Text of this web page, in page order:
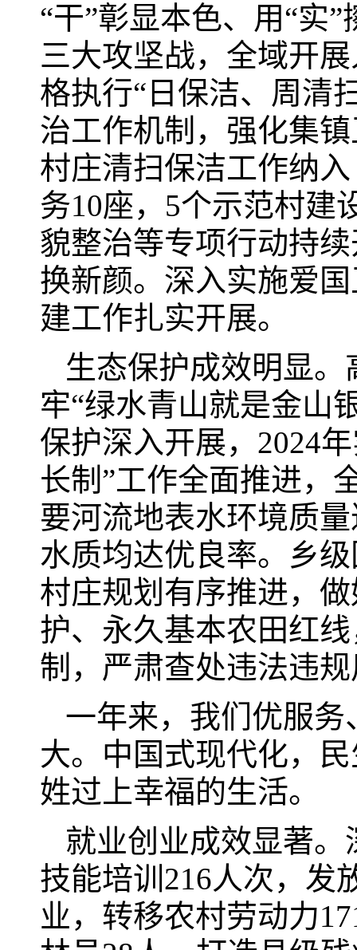
“干”彰显本色、用“实
三大攻坚战，全域开
格执行“日保洁、周清
治工作机制，强化集
村庄清扫保洁工作纳
务10座，5个示范村建
貌整治等专项行动持
换新颜。深入实施爱
建工作扎实开展。
生态保护成效明显
牢“绿水青山就是金山
保护深入开展，2024
长制”工作全面推进，
要河流地表水环境质
水质均达优良率。乡
村庄规划有序推进，
护、永久基本农田红
制，严肃查处违法违
一年来，我们优服务
大。中国式现代化，
姓过上幸福的生活。
就业创业成效显著
技能培训216人次，发
业，转移农村劳动力